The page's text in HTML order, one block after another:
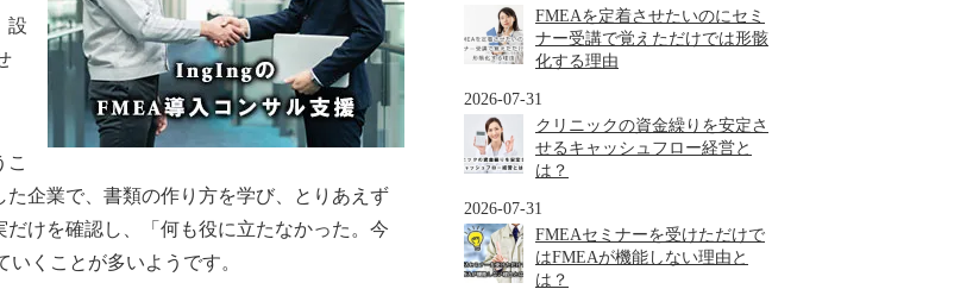
設
こ
企業で、書類の作り方を学び、とりあえず
けを確認し、「何も役に立たなかった。今
くことが多いようです。
FMEAを定着させたいのにセミ
ナー受講で覚えただけでは形骸
化する理由
2026-07-31
クリニックの資金繰りを安定さ
せるキャッシュフロー経営と
は？
2026-07-31
FMEAセミナーを受けただけで
はFMEAが機能しない理由と
は？